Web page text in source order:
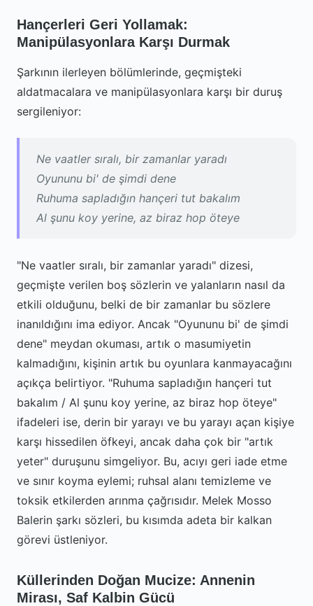
Hançerleri Geri Yollamak:
Manipülasyonlara Karşı Durmak
Şarkının ilerleyen bölümlerinde, geçmişteki
aldatmacalara ve manipülasyonlara karşı bir duruş
sergileniyor:
Ne vaatler sıralı, bir zamanlar yaradı
Oyununu bi' de şimdi dene
Ruhuma sapladığın hançeri tut bakalım
Al şunu koy yerine, az biraz hop öteye
"Ne vaatler sıralı, bir zamanlar yaradı" dizesi,
geçmişte verilen boş sözlerin ve yalanların nasıl da
etkili olduğunu, belki de bir zamanlar bu sözlere
inanıldığını ima ediyor. Ancak "Oyununu bi' de şimdi
dene" meydan okuması, artık o masumiyetin
kalmadığını, kişinin artık bu oyunlara kanmayacağını
açıkça belirtiyor. "Ruhuma sapladığın hançeri tut
bakalım / Al şunu koy yerine, az biraz hop öteye"
ifadeleri ise, derin bir yarayı ve bu yarayı açan kişiye
karşı hissedilen öfkeyi, ancak daha çok bir "artık
yeter" duruşunu simgeliyor. Bu, acıyı geri iade etme
ve sınır koyma eylemi; ruhsal alanı temizleme ve
toksik etkilerden arınma çağrısıdır. Melek Mosso
Balerin şarkı sözleri, bu kısımda adeta bir kalkan
görevi üstleniyor.
Küllerinden Doğan Mucize: Annenin
Mirası, Saf Kalbin Gücü